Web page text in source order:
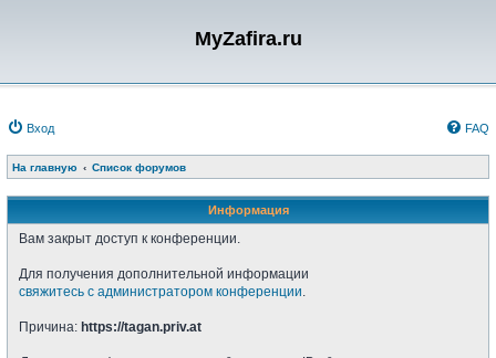
MyZafira.ru
Вход FAQ
На главную Список форумов
Информация
Вам закрыт доступ к конференции.
Для получения дополнительной информации
свяжитесь с администратором конференции.
Причина: https://tagan.priv.at